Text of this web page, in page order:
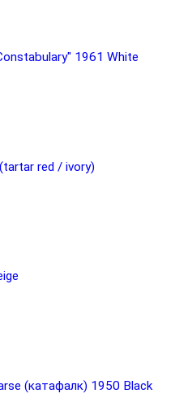
1961 White
red / ivory)
(катафалк) 1950 Black